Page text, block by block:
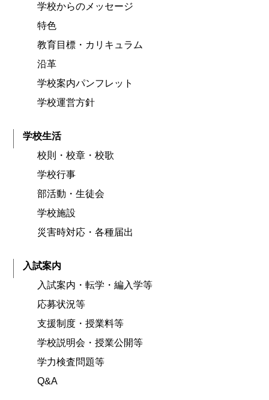
学校からのメッセージ
特色
教育目標・カリキュラム
沿革
学校案内パンフレット
学校運営方針
学校生活
校則・校章・校歌
学校行事
部活動・生徒会
学校施設
災害時対応・各種届出
入試案内
入試案内・転学・編入学等
応募状況等
支援制度・授業料等
学校説明会・授業公開等
学力検査問題等
Q&A